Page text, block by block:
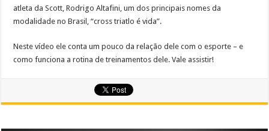
atleta da Scott, Rodrigo Altafini, um dos principais nomes da
modalidade no Brasil, “cross triatlo é vida”.
Neste vídeo ele conta um pouco da relação dele com o esporte – e
como funciona a rotina de treinamentos dele. Vale assistir!